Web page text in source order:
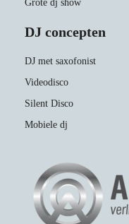
Grote dj show
DJ concepten
DJ met saxofonist
Videodisco
Silent Disco
Mobiele dj